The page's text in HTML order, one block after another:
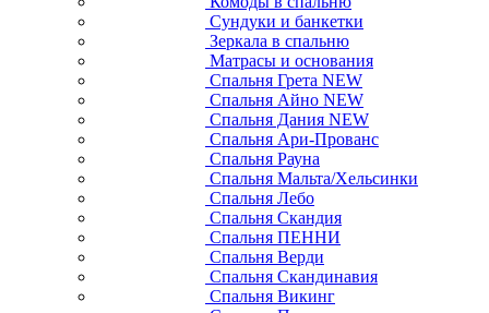
Сундуки и банкетки
Зеркала в спальню
Матрасы и основания
Спальня Грета NEW
Спальня Айно NEW
Спальня Дания NEW
Спальня Ари-Прованс
Спальня Рауна
Спальня Мальта/Хельсинки
Спальня Лебо
Спальня Скандия
Спальня ПЕННИ
Спальня Верди
Спальня Скандинавия
Спальня Викинг